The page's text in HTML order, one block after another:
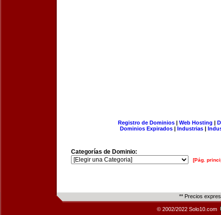
Registro de Dominios| Web Hosting |
Dominios Expirados | Industrias |
Categorías de Dominio:
[Pág.
** Precios
© 2002/2022 Solo10.com